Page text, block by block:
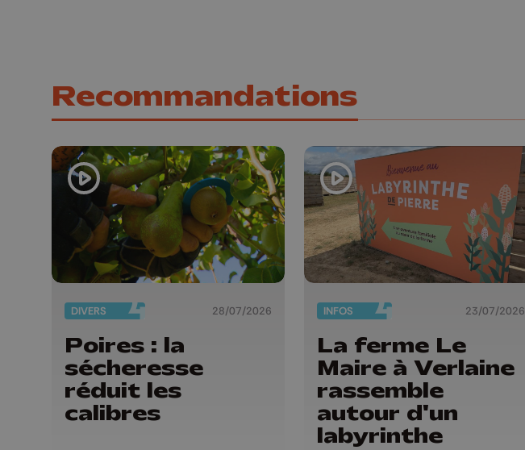
Recommandations
DIVERS 28/07/2026
Poires : la
sécheresse
réduit les
calibres
INFOS 23/07/2026
La ferme Le
Maire à Verlaine
rassemble
autour d'un
labyrinthe